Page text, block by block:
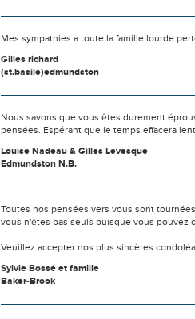
Mes sympathies a toute la famille lourde
Gilles richard
(st.basile)edmundston
Nous savons que vous êtes durement
pensées. Espérant que le temps effacera
Louise Nadeau & Gilles Levesque
Edmundston N.B.
Toutes nos pensées vers vous sont
vous n'êtes pas seuls puisque vous pouvez
Veuillez accepter nos plus sincères
Sylvie Bossé et famille
Baker-Brook